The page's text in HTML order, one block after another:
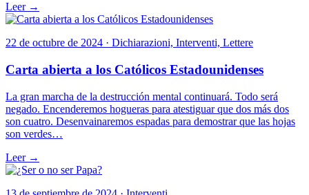
Leer →
22 de octubre de 2024 · Dichiarazioni, Interventi, Lettere
Carta abierta a los Católicos Estadounidenses
La gran marcha de la destrucción mental continuará. Todo será
negado. Encenderemos hogueras para atestiguar que dos más dos
son cuatro. Desenvainaremos espadas para demostrar que las hojas
son verdes…
Leer →